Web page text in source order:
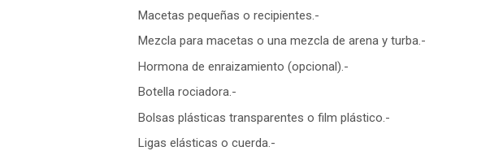
Macetas pequeñas o recipientes.-
Mezcla para macetas o una mezcla de arena y turba.-
Hormona de enraizamiento (opcional).-
Botella rociadora.-
Bolsas plásticas transparentes o film plástico.-
Ligas elásticas o cuerda.-